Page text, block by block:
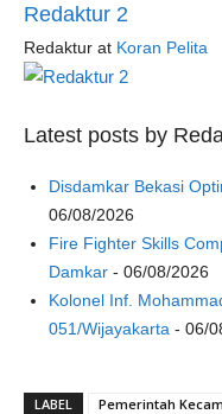
Redaktur 2
Redaktur at Koran Pelita
Latest posts by
Disdamkar Bekasi
06/08/2026
Fire Fighter Skills
Damkar - 06/08/2026
Kolonel Inf.
051/Wijayakarta - 06/
LABEL
Pemerintah